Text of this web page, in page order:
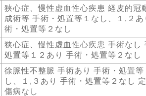
狭心症、慢性虚血性心疾患 経皮的冠
成術等 手術・処置等１なし、１,２あ
術・処置等２なし
狭心症、慢性虚血性心疾患 手術なし
処置等１２あり 手術・処置等２なし
徐脈性不整脈 手術あり 手術・処置等
し、１,３あり 手術・処置等２なし
傷病なし